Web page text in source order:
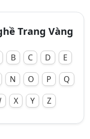
Trang Vàng
B C D
E
N O P
Q
X Y Z